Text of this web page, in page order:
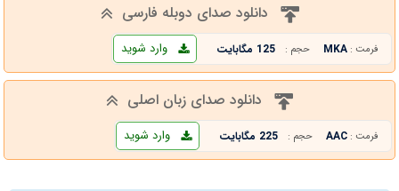
دانلود صدای دوبله فارسی
فرمت : MKA حجم : 125 مگابایت وارد شوید
دانلود صدای زبان اصلی
فرمت : AAC حجم : 225 مگابایت وارد شوید